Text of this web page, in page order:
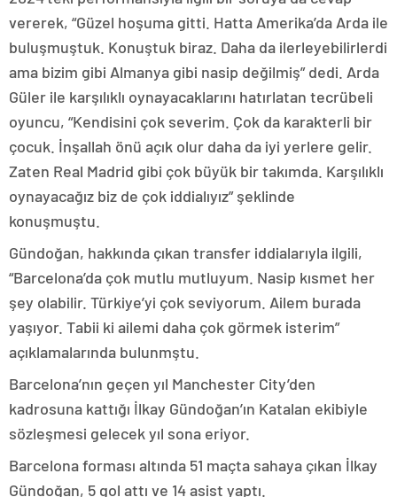
vererek, “Güzel hoşuma gitti. Hatta Amerika’da Arda ile
buluşmuştuk. Konuştuk biraz. Daha da ilerleyebilirlerdi
ama bizim gibi Almanya gibi nasip değilmiş” dedi. Arda
Güler ile karşılıklı oynayacaklarını hatırlatan tecrübeli
oyuncu, “Kendisini çok severim. Çok da karakterli bir
çocuk. İnşallah önü açık olur daha da iyi yerlere gelir.
Zaten Real Madrid gibi çok büyük bir takımda. Karşılıklı
oynayacağız biz de çok iddialıyız” şeklinde
konuşmuştu.
Gündoğan, hakkında çıkan transfer iddialarıyla ilgili,
“Barcelona’da çok mutlu mutluyum. Nasip kısmet her
şey olabilir. Türkiye’yi çok seviyorum. Ailem burada
yaşıyor. Tabii ki ailemi daha çok görmek isterim”
açıklamalarında bulunmştu.
Barcelona’nın geçen yıl Manchester City’den
kadrosuna kattığı İlkay Gündoğan’ın Katalan ekibiyle
sözleşmesi gelecek yıl sona eriyor.
Barcelona forması altında 51 maçta sahaya çıkan İlkay
Gündoğan, 5 gol attı ve 14 asist yaptı.